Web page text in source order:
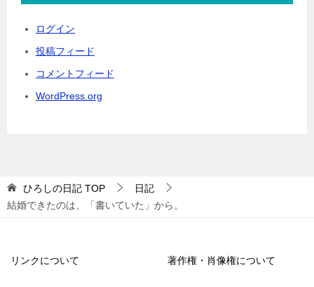
ログイン
投稿フィード
コメントフィード
WordPress.org
ひろしの日記 TOP
日記
結婚できたのは、「書いていた」から。
リンクについて 著作権・肖像権について